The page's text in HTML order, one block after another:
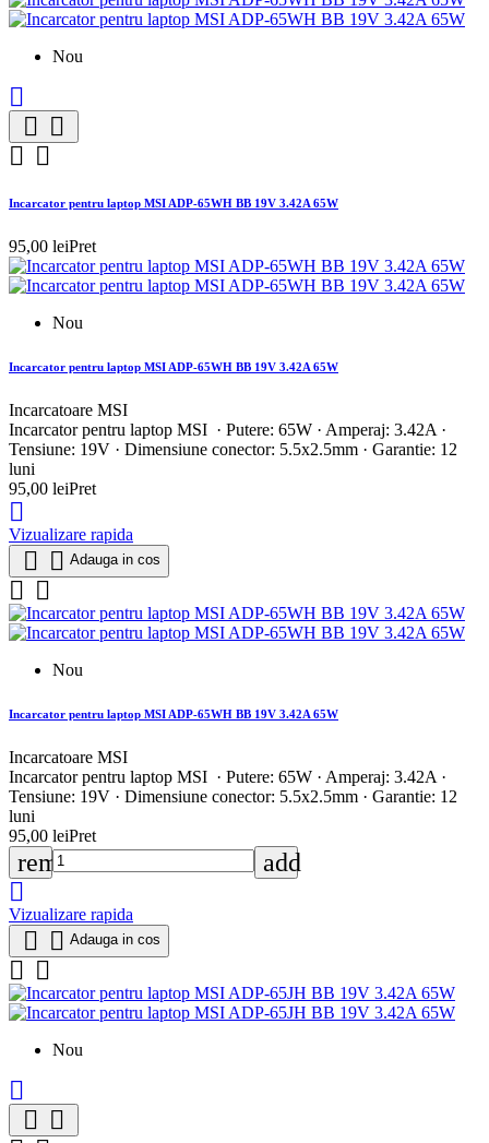
Nou

 
 
Incarcator pentru laptop MSI ADP-65WH BB 19V 3.42A 65W
95,00 leiPret
Nou
Incarcator pentru laptop MSI ADP-65WH BB 19V 3.42A 65W
Incarcatoare MSI
Incarcator pentru laptop MSI · Putere: 65W · Amperaj: 3.42A ·
Tensiune: 19V · Dimensiune conector: 5.5x2.5mm · Garantie: 12
luni
95,00 leiPret

Vizualizare rapida
  Adauga in cos
 
Nou
Incarcator pentru laptop MSI ADP-65WH BB 19V 3.42A 65W
Incarcatoare MSI
Incarcator pentru laptop MSI · Putere: 65W · Amperaj: 3.42A ·
Tensiune: 19V · Dimensiune conector: 5.5x2.5mm · Garantie: 12
luni
95,00 leiPret
remove
add

Vizualizare rapida
  Adauga in cos
 
Nou

 